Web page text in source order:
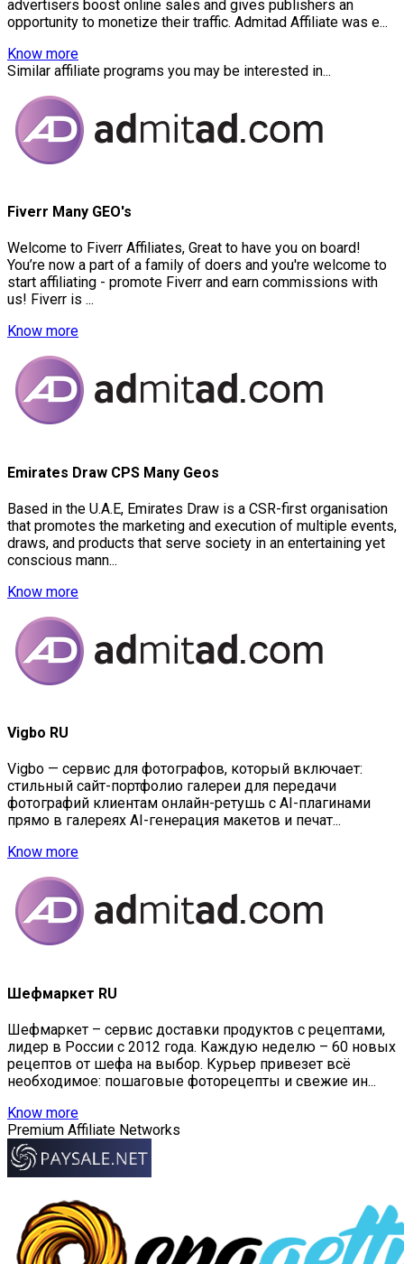
advertisers boost online sales and gives publishers an
opportunity to monetize their traffic. Admitad Affiliate was e...
Know more
Similar affiliate programs you may be interested in...
Fiverr Many GEO's
Welcome to Fiverr Affiliates, Great to have you on board!
You’re now a part of a family of doers and you're welcome to
start affiliating - promote Fiverr and earn commissions with
us! Fiverr is ...
Know more
Emirates Draw CPS Many Geos
Based in the U.A.E, Emirates Draw is a CSR-first organisation
that promotes the marketing and execution of multiple events,
draws, and products that serve society in an entertaining yet
conscious mann...
Know more
Vigbo RU
Vigbo — сервис для фотографов, который включает:
стильный сайт-портфолио галереи для передачи
фотографий клиентам онлайн-ретушь с AI-плагинами
прямо в галереях AI-генерация макетов и печат...
Know more
Шефмаркет RU
Шефмаркет – сервис доставки продуктов с рецептами,
лидер в России с 2012 года. Каждую неделю – 60 новых
рецептов от шефа на выбор. Курьер привезет всё
необходимое: пошаговые фоторецепты и свежие ин...
Know more
Premium Affiliate Networks